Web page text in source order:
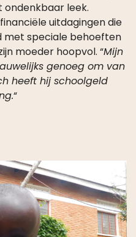
ondenkbaar leek.
uitdagingen die
met speciale behoeften
moeder hoopvol. “Mijn
genoeg om van
heeft hij schoolgeld
“